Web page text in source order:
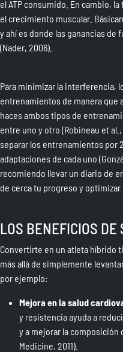
el ATP consumido. En cambio, la
el crecimiento muscular.
y ahí es donde las ganancias
(Nader, 2006).
Para minimizar la interferencia,
entrenamientos de manera que
haces ambos tipos de
entre uno y otro (Robineau et
separar los entrenamientos por
adaptaciones de cada uno
recomiendo llevar un diario de
de cerca tu progreso y optimizar
LOS BENEFICIOS DE
Convertirte en un atleta híbrido
más allá de simplemente
por ejemplo:
Mejora en la salud
y resistencia ayuda a
y a mejorar la composición
Medicine, 2011).